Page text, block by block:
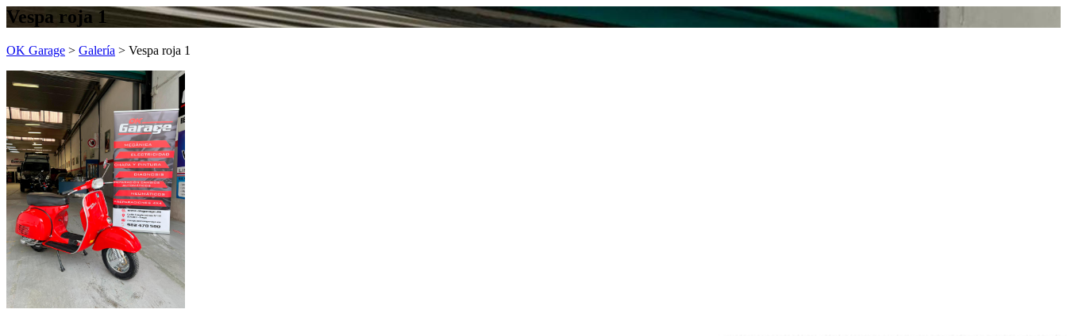
Vespa roja 1
OK Garage > Galería > Vespa roja 1